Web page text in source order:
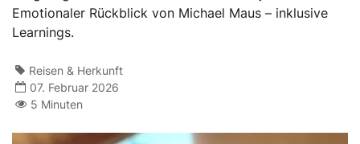
Emotionaler Rückblick von Michael Maus – inklusive
Learnings.
Reisen & Herkunft
07. Februar 2026
5 Minuten